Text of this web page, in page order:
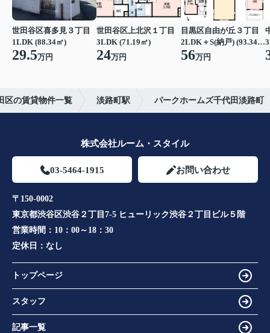
世田谷区喜多見３丁目
1LDK (88.34㎡)
29.5万円
世田谷区上北沢１丁目
3LDK (71.19㎡)
24万円
目黒区自由が丘３丁目
2LDK＋S(納戸) (93.34㎡)
56万円
区の賃貸物件一覧 淡路町駅 パークホームズ千代田淡路町
株式会社ルーム・スタイル
03-5464-1915 お問い合わせ
〒150-0002
東京都渋谷区渋谷２丁目7-5 ヒューリック渋谷２丁目ビル５階
営業時間： 10：00～18：30
定休日： なし
トップページ
スタッフ
記事一覧